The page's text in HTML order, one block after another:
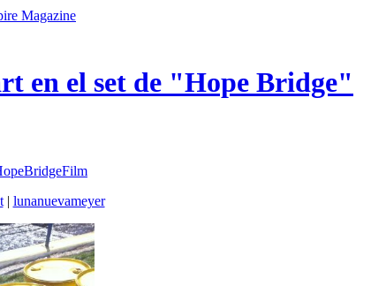
Magazine
en el set de "Hope Bridge"
| lunanuevameyer